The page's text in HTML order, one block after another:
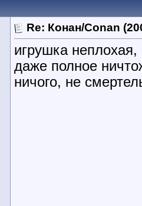
Re: Конан/Conan
игрушка
даже полное
ничого, не